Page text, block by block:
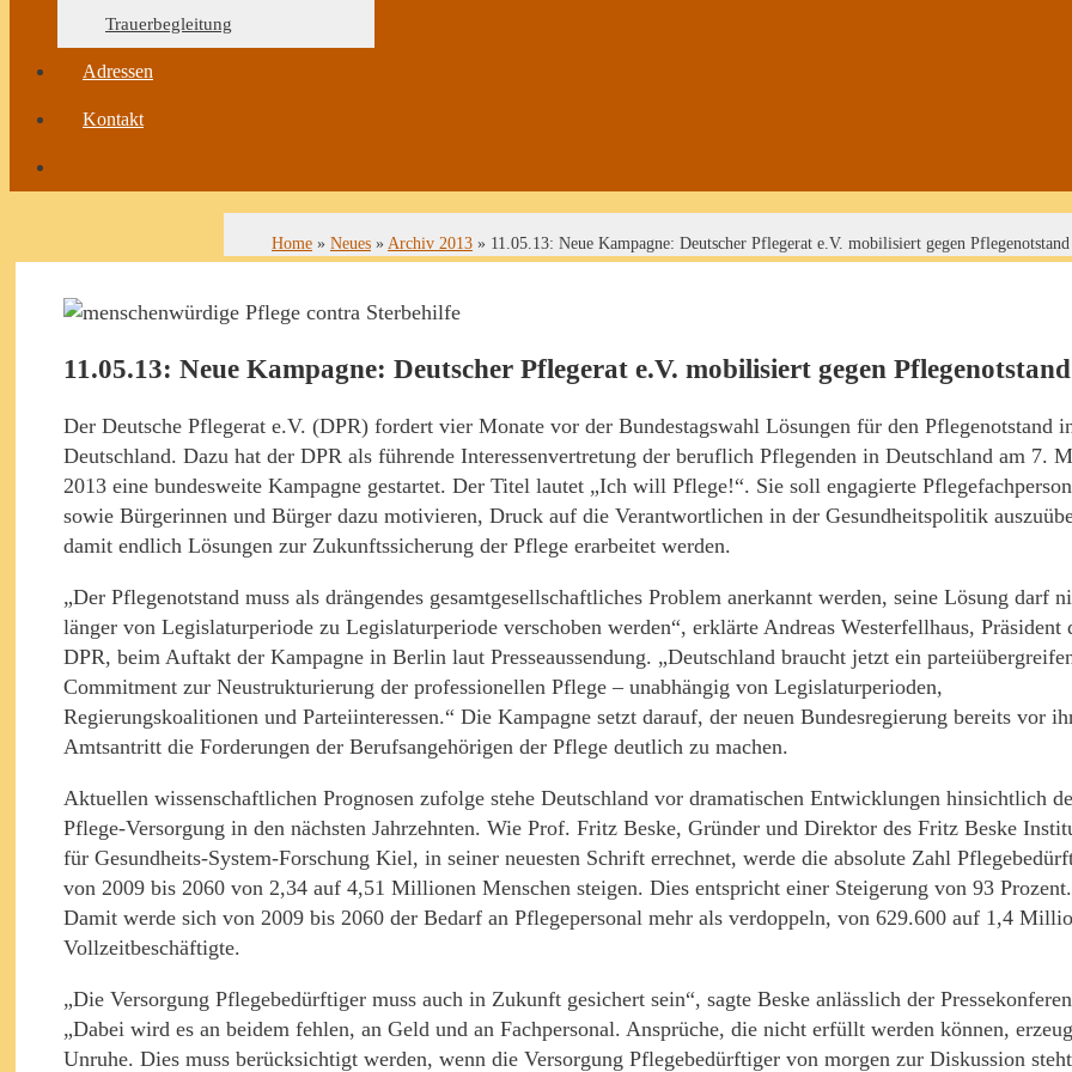
Trauerbegleitung
Adressen
Kontakt
Home » Neues » Archiv 2013 » 11.05.13: Neue Kampagne: Deutscher Pflegerat e.V. mobilisiert gegen Pflegenotstand
11.05.13: Neue Kampagne: Deutscher Pflegerat e.V. mobilisiert gegen Pflegenotstand
Der Deutsche Pflegerat e.V. (DPR) fordert vier Monate vor der Bundestagswahl Lösungen für den Pflegenotstand
Deutschland. Dazu hat der DPR als führende Interessenvertretung der beruflich Pflegenden in Deutschland am 7.
2013 eine bundesweite Kampagne gestartet. Der Titel lautet „Ich will Pflege!“. Sie soll engagierte
sowie Bürgerinnen und Bürger dazu motivieren, Druck auf die Verantwortlichen in der Gesundheitspolitik
damit endlich Lösungen zur Zukunftssicherung der Pflege erarbeitet werden.
„Der Pflegenotstand muss als drängendes gesamtgesellschaftliches Problem anerkannt werden, seine Lösung darf
länger von Legislaturperiode zu Legislaturperiode verschoben werden“, erklärte Andreas Westerfellhaus, Präsident
DPR, beim Auftakt der Kampagne in Berlin laut Presseaussendung. „Deutschland braucht jetzt ein
Commitment zur Neustrukturierung der professionellen Pflege – unabhängig von Legislaturperioden,
Regierungskoalitionen und Parteiinteressen.“ Die Kampagne setzt darauf, der neuen Bundesregierung bereits vor
Amtsantritt die Forderungen der Berufsangehörigen der Pflege deutlich zu machen.
Aktuellen wissenschaftlichen Prognosen zufolge stehe Deutschland vor dramatischen Entwicklungen hinsichtlich
Pflege-Versorgung in den nächsten Jahrzehnten. Wie Prof. Fritz Beske, Gründer und Direktor des Fritz Beske
für Gesundheits-System-Forschung Kiel, in seiner neuesten Schrift errechnet, werde die absolute Zahl
von 2009 bis 2060 von 2,34 auf 4,51 Millionen Menschen steigen. Dies entspricht einer Steigerung von 93 Prozent.
Damit werde sich von 2009 bis 2060 der Bedarf an Pflegepersonal mehr als verdoppeln, von 629.600 auf 1,4
Vollzeitbeschäftigte.
„Die Versorgung Pflegebedürftiger muss auch in Zukunft gesichert sein“, sagte Beske anlässlich der
„Dabei wird es an beidem fehlen, an Geld und an Fachpersonal. Ansprüche, die nicht erfüllt werden können,
Unruhe. Dies muss berücksichtigt werden, wenn die Versorgung Pflegebedürftiger von morgen zur Diskussion